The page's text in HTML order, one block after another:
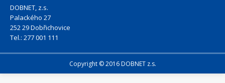
DOBNET, z.s.
Palackého 27
252 29 Dobřichovice
Tel.: 277 001 111
Copyright © 2016 DOBNET z.s.